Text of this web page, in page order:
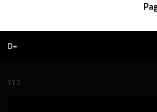
D+
YT 2